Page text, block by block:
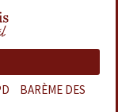
BARÈME DES